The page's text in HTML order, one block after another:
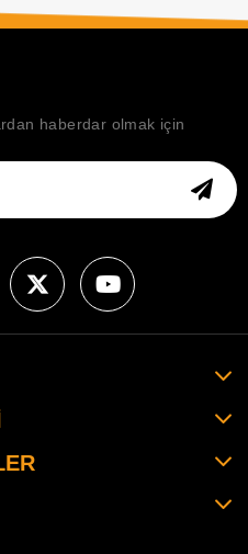
haberdar olmak için